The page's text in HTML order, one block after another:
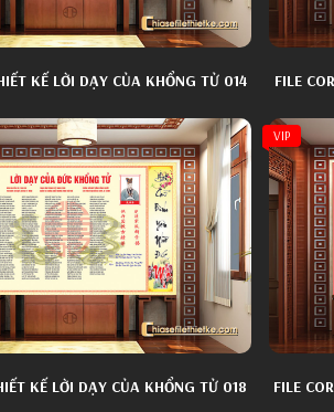
KẾ LỜI DẠY CỦA KHỔNG TỬ 014 FILE
KẾ LỜI DẠY CỦA KHỔNG TỬ 018
VIP
FILE